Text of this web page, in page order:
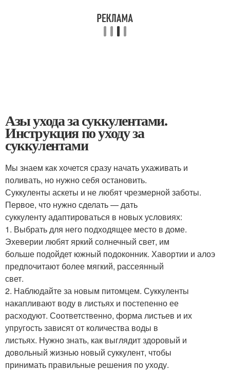
Азы ухода за суккулентами.
Инструкция по уходу за
суккулентами
Мы знаем как хочется сразу начать ухаживать и
поливать, но нужно себя остановить.
Суккуленты аскеты и не любят чрезмерной заботы.
Первое, что нужно сделать — дать
суккуленту адаптироваться в новых условиях:
1. Выбрать для него подходящее место в доме.
Эхеверии любят яркий солнечный свет, им
больше подойдет южный подоконник. Хавортии и алоэ
предпочитают более мягкий, рассеянный
свет.
2. Наблюдайте за новым питомцем. Суккуленты
накапливают воду в листьях и постепенно ее
расходуют. Соответственно, форма листьев и их
упругость зависят от количества воды в
листьях. Нужно знать, как выглядит здоровый и
довольный жизнью новый суккулент, чтобы
принимать правильные решения по уходу.